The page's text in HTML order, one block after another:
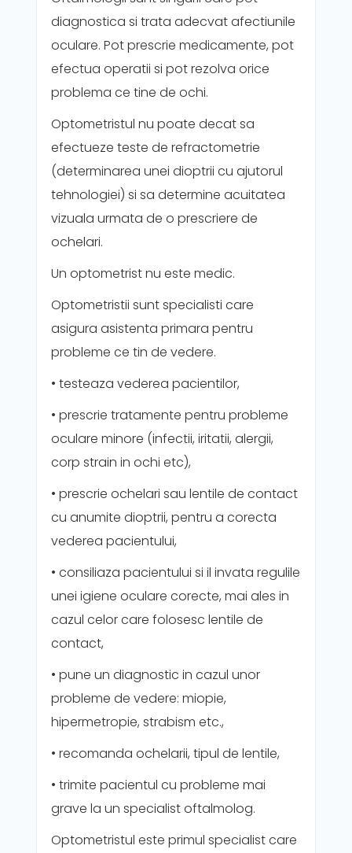
diagnostica si trata adecvat afectiunile
oculare. Pot prescrie medicamente, pot
efectua operatii si pot rezolva orice
problema ce tine de ochi.
Optometristul nu poate decat sa
efectueze teste de refractometrie
(determinarea unei dioptrii cu ajutorul
tehnologiei) si sa determine acuitatea
vizuala urmata de o prescriere de
ochelari.
Un optometrist nu este medic.
Optometristii sunt specialisti care
asigura asistenta primara pentru
probleme ce tin de vedere.
• testeaza vederea pacientilor,
• prescrie tratamente pentru probleme
oculare minore (infectii, iritatii, alergii,
corp strain in ochi etc),
• prescrie ochelari sau lentile de contact
cu anumite dioptrii, pentru a corecta
vederea pacientului,
• consiliaza pacientului si il invata regulile
unei igiene oculare corecte, mai ales in
cazul celor care folosesc lentile de
contact,
• pune un diagnostic in cazul unor
probleme de vedere: miopie,
hipermetropie, strabism etc.,
• recomanda ochelarii, tipul de lentile,
• trimite pacientul cu probleme mai
grave la un specialist oftalmolog.
Optometristul este primul specialist care